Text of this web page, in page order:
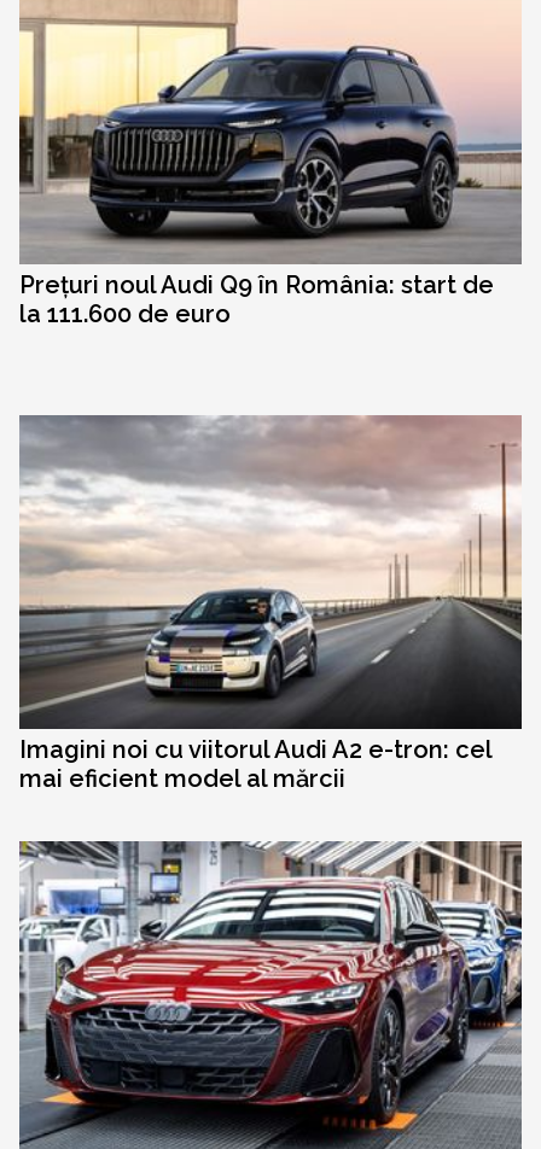
Prețuri noul Audi Q9 în România: start de
la 111.600 de euro
Imagini noi cu viitorul Audi A2 e-tron: cel
mai eficient model al mărcii